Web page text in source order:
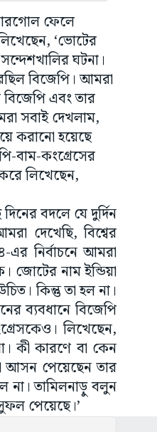
ফেলে
‘ভোটের
ঘটনা।
বিজেপি। আমরা
বিজেপি এবং তার
সবাই দেখলাম,
করানো হয়েছে
বাম-কংগ্রেসের
লিখেছেন,
বদলে যে দুর্দিন
দেখেছি, বিশ্বের
এর নির্বাচনে আমরা
জোটের নাম ইন্ডিয়া
কিন্তু তা হল না।
ব্যবধানে বিজেপি
লিখেছেন,
কী কারণে বা কেন
আসন পেয়েছেন তার
না। তামিলনাড়ু বলুন
পেয়েছে।’